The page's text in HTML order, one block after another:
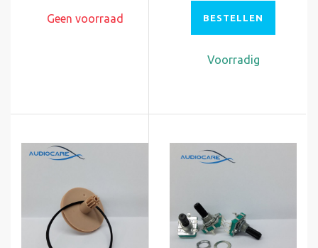
Geen voorraad BESTELLEN
Voorradig